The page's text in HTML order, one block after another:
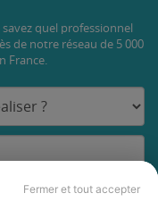
Fermer et tout accepter
quel professionnel
de notre réseau de 5 000
France.